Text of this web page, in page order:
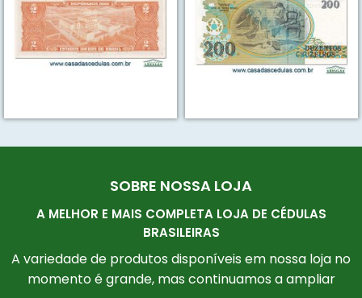
SOBRE NOSSA LOJA
A MELHOR E MAIS COMPLETA LOJA DE CÉDULAS
BRASILEIRAS
A variedade de produtos disponíveis em nossa loja no
momento é grande, mas continuamos a ampliar